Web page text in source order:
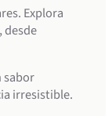
Explora
desde
sabor
irresistible.